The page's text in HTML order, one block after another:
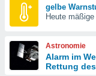
gelbe
Heute
Astronomie
Alarm im
Rettung